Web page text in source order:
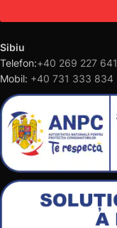
Sibiu
Telefon:+40 269 227 641
Mobil: +40 731 333 834